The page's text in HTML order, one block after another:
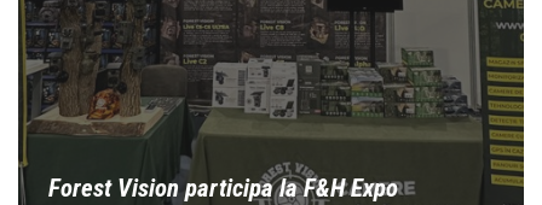
Forest Vision participa la F&H Expo